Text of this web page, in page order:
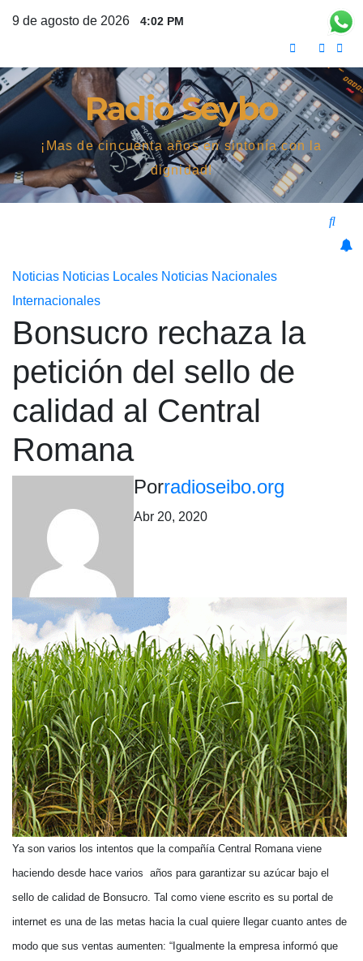
9 de agosto de 2026 4:02 PM
Radio Seybo
¡Mas de cincuenta años en sintonía con la
dignidad!
Noticias Noticias Locales Noticias Nacionales
Internacionales
Bonsucro rechaza la
petición del sello de
calidad al Central
Romana
Porradioseibo.org
Abr 20, 2020
Ya son varios los intentos que la compañía Central Romana viene
haciendo desde hace varios años para garantizar su azúcar bajo el
sello de calidad de Bonsucro. Tal como viene escrito es su portal de
internet es una de las metas hacia la cual quiere llegar cuanto antes de
modo que sus ventas aumenten: “Igualmente la empresa informó que